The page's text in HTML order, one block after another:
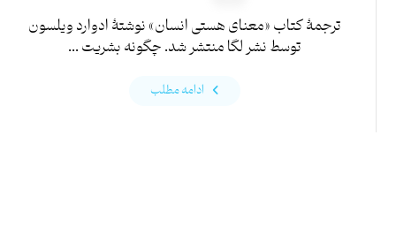
ترجمۀ کتاب «معنای هستی انسان» نوشتۀ ادوارد ویلسون
توسط نشر لگا منتشر شد. چگونه بشریت ...
ادامه مطلب